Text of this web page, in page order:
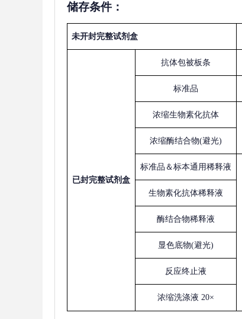
储存条件：
未开封完整试剂盒
已封完整试剂盒
抗体包被板条
标准品
浓缩生物素化抗体
浓缩酶结合物(避光)
标准品＆标本通用稀释液
生物素化抗体稀释液
酶结合物稀释液
显色底物(避光)
反应终止液
浓缩洗涤液 20×